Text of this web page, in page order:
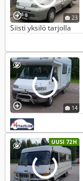
23
Siisti yksilö tarjolla
14
UUSI 72H